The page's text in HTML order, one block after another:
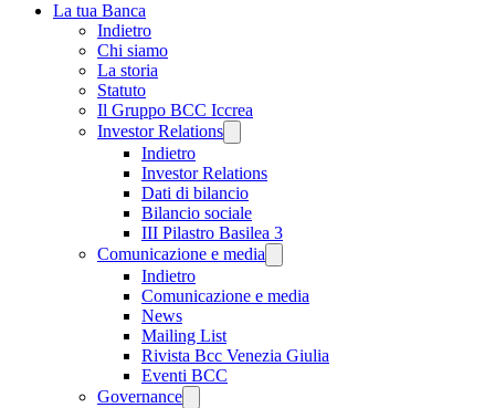
La tua Banca
Indietro
Chi siamo
La storia
Statuto
Il Gruppo BCC Iccrea
Investor Relations
Indietro
Investor Relations
Dati di bilancio
Bilancio sociale
III Pilastro Basilea 3
Comunicazione e media
Indietro
Comunicazione e media
News
Mailing List
Rivista Bcc Venezia Giulia
Eventi BCC
Governance